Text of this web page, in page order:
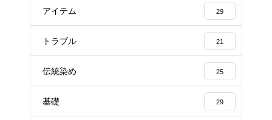
アイテム 29
トラブル 21
伝統染め 25
基礎 29